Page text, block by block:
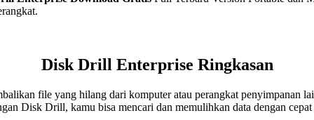
Disk Drill Enterprise Ringkasan
file yang hilang dari komputer atau perangkat penyimpanan
Disk Drill, kamu bisa mencari dan memulihkan data dengan